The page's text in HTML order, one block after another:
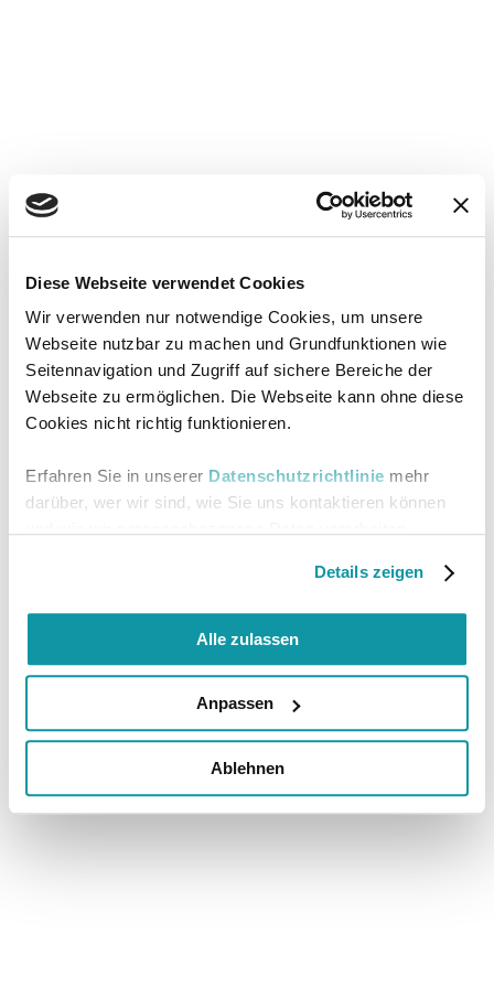
Diese Webseite verwendet Cookies
Wir verwenden nur notwendige Cookies, um unsere
Webseite nutzbar zu machen und Grundfunktionen wie
Seitennavigation und Zugriff auf sichere Bereiche der
Webseite zu ermöglichen. Die Webseite kann ohne diese
Cookies nicht richtig funktionieren.
Erfahren Sie in unserer Datenschutzrichtlinie mehr
darüber, wer wir sind, wie Sie uns kontaktieren können
Details zeigen
Alle zulassen
Anpassen
Ablehnen